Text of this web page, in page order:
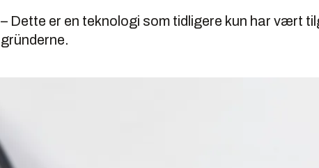
– Dette er en teknologi som tidligere kun har vært
gründerne.